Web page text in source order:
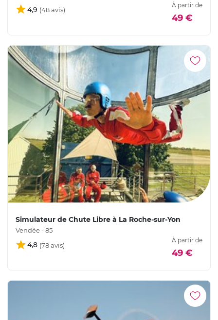
4,9
À partir de
49 €
Simulateur de Chute Libre à La Roche-sur-Yon
Vendée - 85
4,8
À partir de
49 €